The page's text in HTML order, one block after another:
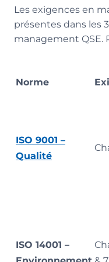
Les exigences en
présentes dans les
management QSE.
Norme
ISO 9001 –
Qualité
ISO 14001 –